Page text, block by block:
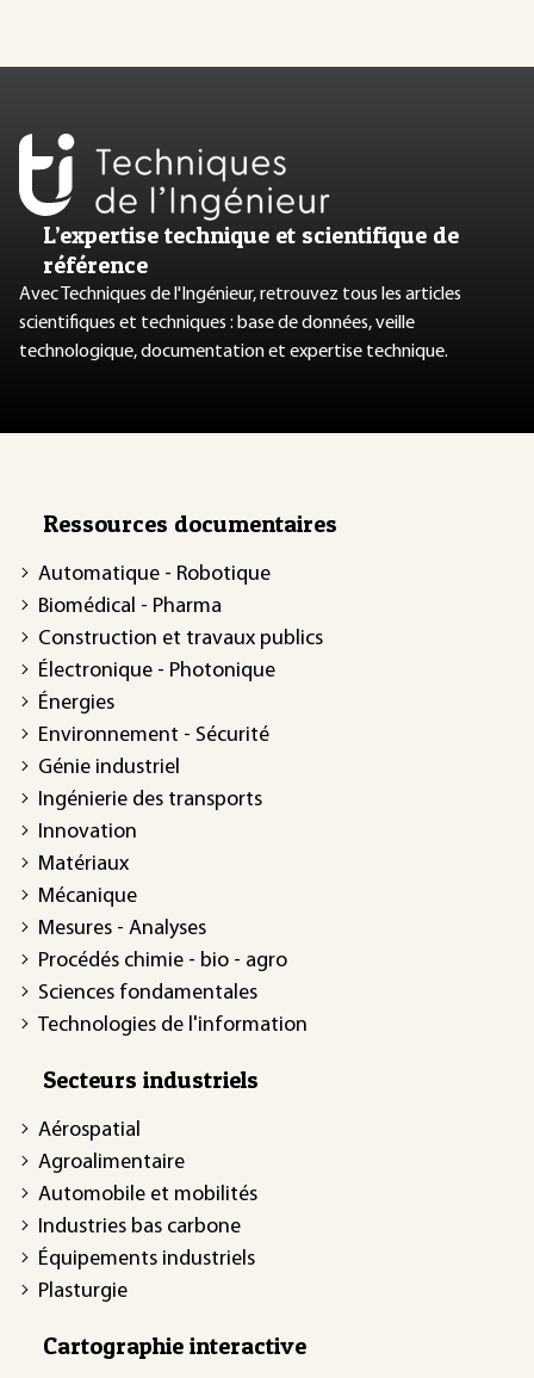
L’expertise technique et scientifique de
référence
Avec Techniques de l'Ingénieur, retrouvez tous les articles
scientifiques et techniques : base de données, veille
technologique, documentation et expertise technique.
Ressources documentaires
Automatique - Robotique
Biomédical - Pharma
Construction et travaux publics
Électronique - Photonique
Énergies
Environnement - Sécurité
Génie industriel
Ingénierie des transports
Innovation
Matériaux
Mécanique
Mesures - Analyses
Procédés chimie - bio - agro
Sciences fondamentales
Technologies de l'information
Secteurs industriels
Aérospatial
Agroalimentaire
Automobile et mobilités
Industries bas carbone
Équipements industriels
Plasturgie
Cartographie interactive